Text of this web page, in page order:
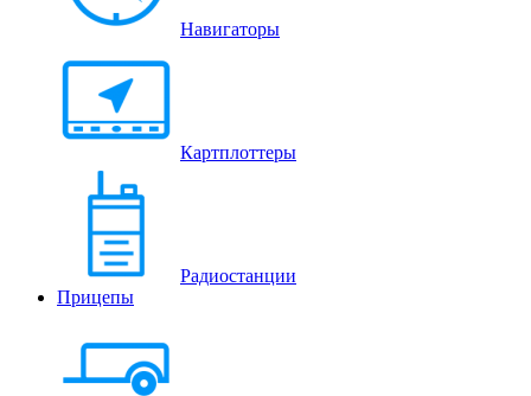
Навигаторы
Картплоттеры
Радиостанции
Прицепы